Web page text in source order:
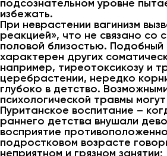
подсознательном уровне
избежать.
При неврастении вагинизм
реакцией», что не связано со
половой близостью.
характерен других
например, тиреотоксикозу и
церебрастении, нередко
глубоко в детство.
психологической травмы
Пуританское воспитание –
раннего детства внушали
восприятие
подростковом возрасте
неприятном и грязном занятии;